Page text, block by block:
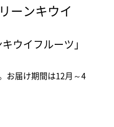
ーンキウイ
ウイフルーツ」
お届け期間は12月～4